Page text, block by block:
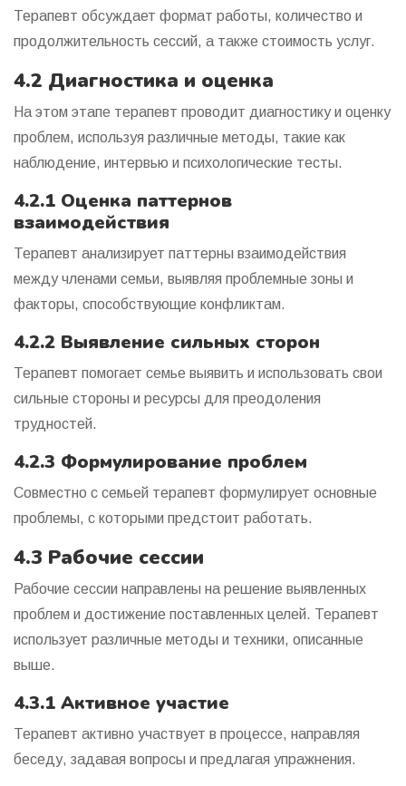
Терапевт обсуждает формат работы, количество и
продолжительность сессий, а также стоимость услуг.
4.2 Диагностика и оценка
На этом этапе терапевт проводит диагностику и оценку
проблем, используя различные методы, такие как
наблюдение, интервью и психологические тесты.
4.2.1 Оценка паттернов
взаимодействия
Терапевт анализирует паттерны взаимодействия
между членами семьи, выявляя проблемные зоны и
факторы, способствующие конфликтам.
4.2.2 Выявление сильных сторон
Терапевт помогает семье выявить и использовать свои
сильные стороны и ресурсы для преодоления
трудностей.
4.2.3 Формулирование проблем
Совместно с семьей терапевт формулирует основные
проблемы, с которыми предстоит работать.
4.3 Рабочие сессии
Рабочие сессии направлены на решение выявленных
проблем и достижение поставленных целей. Терапевт
использует различные методы и техники, описанные
выше.
4.3.1 Активное участие
Терапевт активно участвует в процессе, направляя
беседу, задавая вопросы и предлагая упражнения.